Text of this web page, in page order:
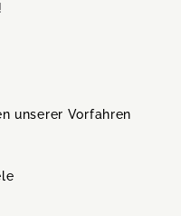
unserer Vorfahren